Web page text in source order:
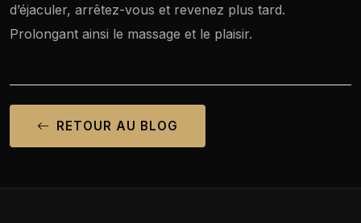
d’éjaculer, arrêtez-vous et revenez plus tard.
Prolongant ainsi le massage et le plaisir.
RETOUR AU BLOG